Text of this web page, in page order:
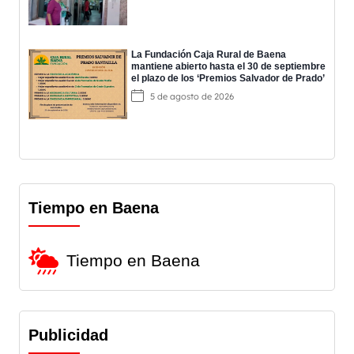
La Fundación Caja Rural de Baena
mantiene abierto hasta el 30 de septiembre
el plazo de los ‘Premios Salvador de Prado’
5 de agosto de 2026
Tiempo en Baena
Tiempo en Baena
Publicidad